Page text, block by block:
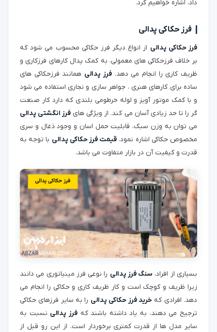
داد، اشاره خواهیم کرد.
فرز حکاکی پدالی
فرز حکاکی پدالی از انواع دیگر فرز حکاکی محسوب می شود که
بر خلاف فرزحکاکی های معمولی، به کمک پدال کارهای فرزکاری و
ظریف کاری را انجام می دهد.فرز پدالی همانند فرزحکاکی های
ساده برای کارهای هنری ، جواهر سازی و نجاری استفاده می شود
و با کمک موتور آویز و لوله خرطومی بلندی که دارد کار صنعت
گر را تا حد زیادی آسان می کند. از ویژگی های فرز انگشتی پدالی
می توان به وزن سبک، قابلیت حمل اسان و وجود ذغال و سری
مخصوص حکاکی اشاره نمود. قیمت فرز حکاکی پدالی با توجه به
قدرت و کیفیت آن در بازار متفاوت می باشد.
بسیاری از افراد، سنگ فرز پدالی را نوعی فرز مینیاتوری می دانند
زیرا ظریف و کوچک است و کار ظریف کاری و حکاکی را انجام می
دهد. افرادی که خرید فرز حکاکی پدالی را به سایر فرزهای حکاکی
ترجیح می دهند، به یاد داشته باشند کهفرز پدالی نسبت به
سایر مدل ها از قدرت کمتری برخوردار است. از این رو قبل از